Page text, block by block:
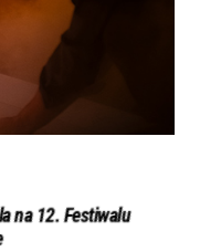
na 12. Festiwalu